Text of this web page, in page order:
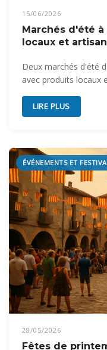
15/06/2026
Marchés d'été
locaux et
Deux marchés d'été
avec produits locaux
LIRE PLUS
ÉVÉNEMENTS ET
28/05/2026
Fêtes de